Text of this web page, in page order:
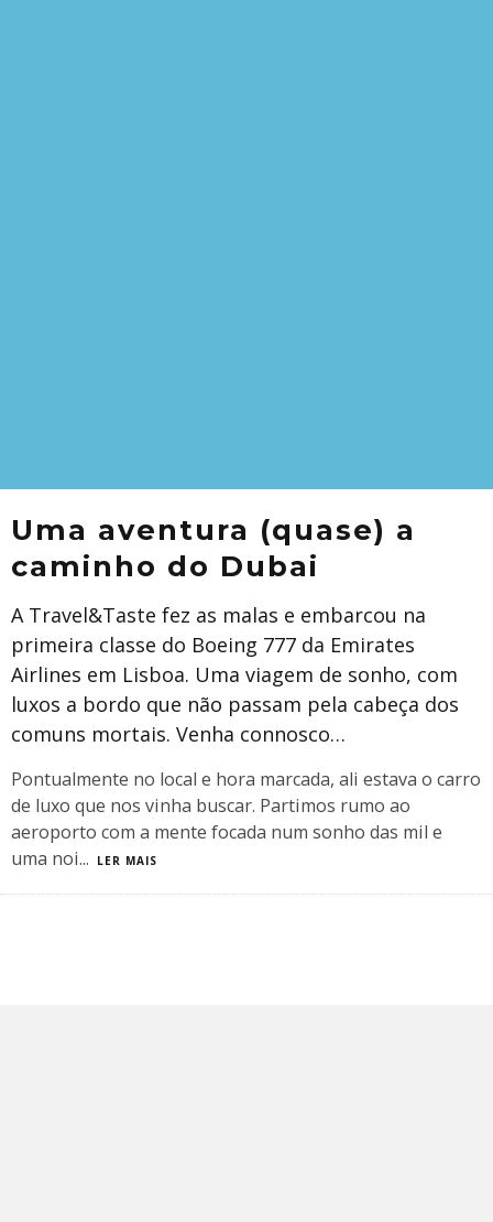
Uma aventura (quase) a
caminho do Dubai
A Travel&Taste fez as malas e embarcou na
primeira classe do Boeing 777 da Emirates
Airlines em Lisboa. Uma viagem de sonho, com
luxos a bordo que não passam pela cabeça dos
comuns mortais. Venha connosco…
Pontualmente no local e hora marcada, ali estava o carro
de luxo que nos vinha buscar. Partimos rumo ao
aeroporto com a mente focada num sonho das mil e
uma noi... LER MAIS